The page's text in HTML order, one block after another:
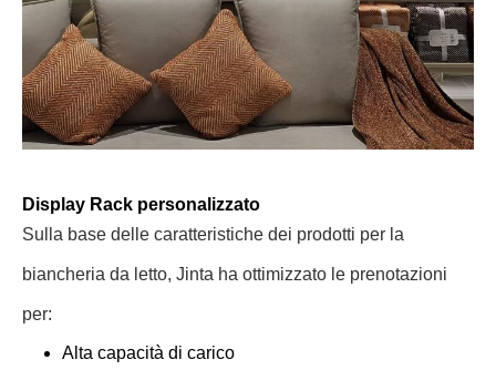
Display Rack personalizzato
Sulla base delle caratteristiche dei prodotti per la
biancheria da letto, Jinta ha ottimizzato le prenotazioni
per:
Alta capacità di carico